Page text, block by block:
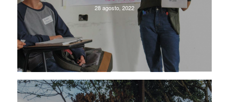
28 agosto, 2022